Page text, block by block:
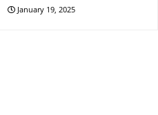
January 19, 2025